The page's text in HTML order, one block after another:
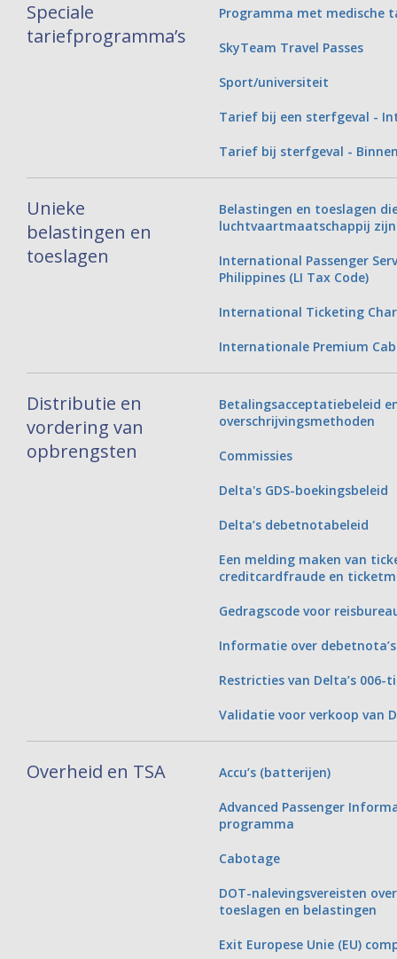
Speciale
tariefprogramma’s
Programma met medische
SkyTeam Travel Passes
Sport/universiteit
Tarief bij een sterfgeval -
Tarief bij sterfgeval -
Unieke
belastingen en
toeslagen
Belastingen en toeslagen
luchtvaartmaatschappij
International Passenger
Philippines (LI Tax Code)
International Ticketing
Internationale Premium
Distributie en
vordering van
opbrengsten
Betalingsacceptatiebeleid
overschrijvingsmethoden
Commissies
Delta's GDS-boekingsbeleid
Delta’s debetnotabeleid
Een melding maken van
creditcardfraude en
Gedragscode voor
Informatie over debetnota’s
Restricties van Delta’s
Validatie voor verkoop van
Overheid en TSA Accu’s (batterijen)
Advanced Passenger
programma
Cabotage
DOT-nalevingsvereisten
toeslagen en belastingen
Exit Europese Unie (EU)